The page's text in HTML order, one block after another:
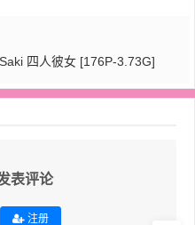
四人彼女 [176P-3.73G]
表评论
注册